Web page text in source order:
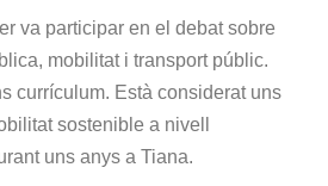
va participar en el debat sobre
mobilitat i transport públic.
currículum. Està considerat uns
sostenible a nivell
uns anys a Tiana.